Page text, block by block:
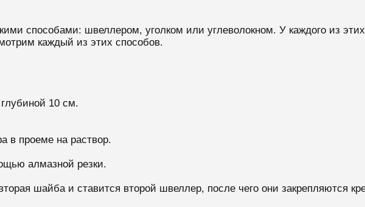
способами: швеллером, уголком или углеволокном. У каждого из
каждый из этих способов.
10 см.
в проеме на раствор.
алмазной резки.
шайба и ставится второй швеллер, после чего они закрепляются